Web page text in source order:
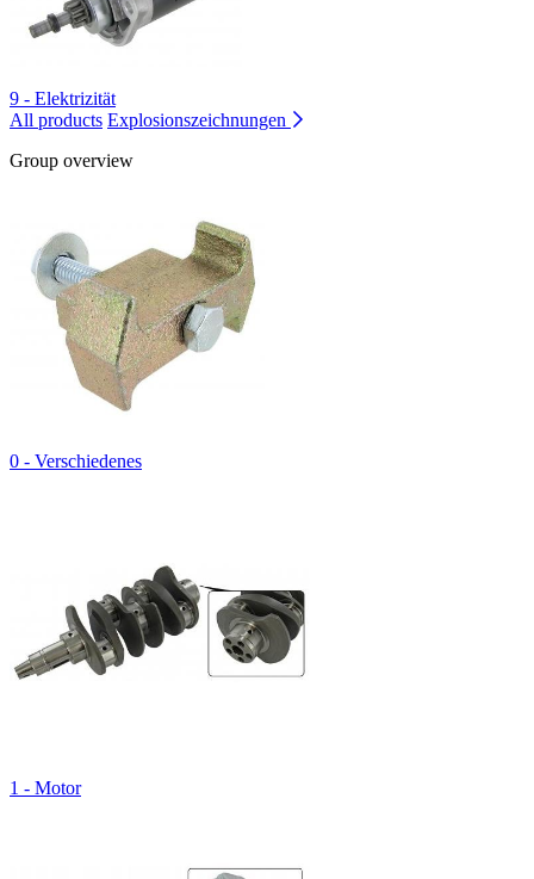
9 - Elektrizität
All products Explosionszeichnungen
Group overview
0 - Verschiedenes
1 - Motor